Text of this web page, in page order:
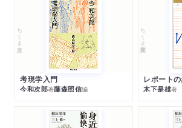
ちくま文庫
考現学入門
今和次郎著藤森照信編
ちくま学芸文庫
レポート
木下是雄著